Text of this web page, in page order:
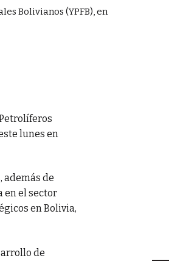
Bolivianos (YPFB), en
lunes en
además de
en el sector
en Bolivia,
de